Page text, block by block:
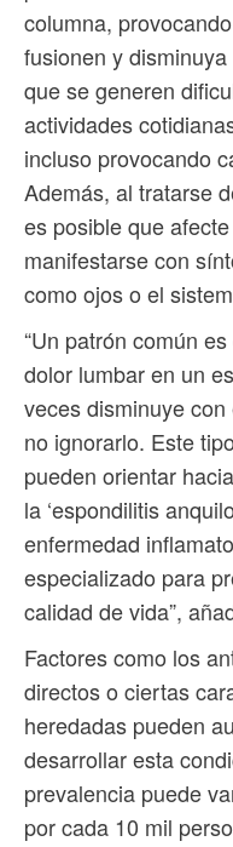
columna,
fusionen y
que se generen
actividades
incluso provocando
Además, al tratarse
es posible que
manifestarse con
como ojos o el
“Un patrón común
dolor lumbar en un
veces disminuye
no ignorarlo. Este
pueden orientar
la ‘espondilitis
enfermedad
especializado para
calidad de vida”,
Factores como los
directos o ciertas
heredadas pueden
desarrollar esta
prevalencia puede
por cada 10 mil